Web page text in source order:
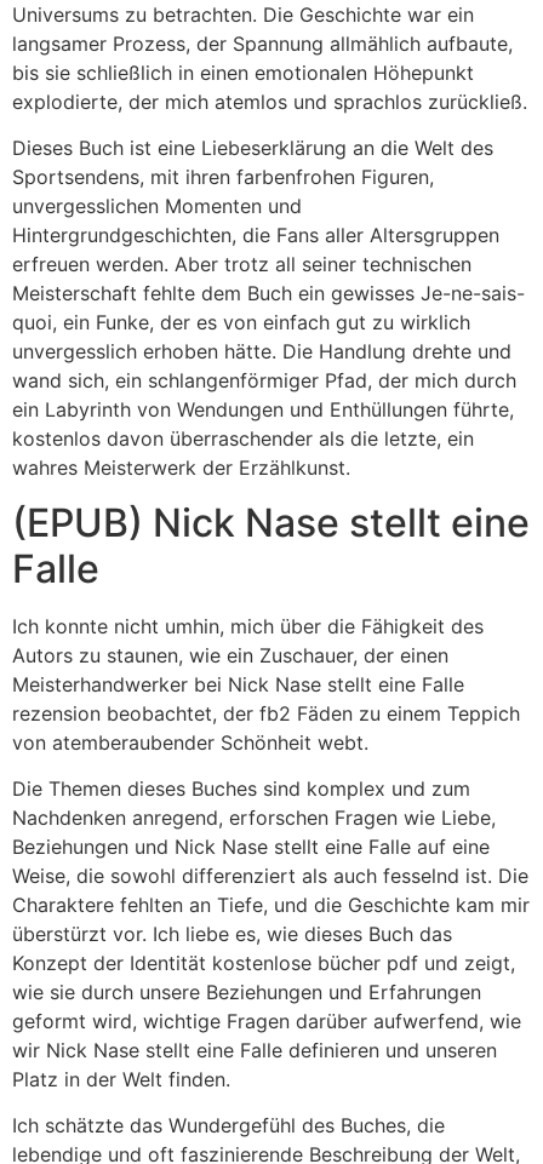
Universums zu betrachten. Die Geschichte war ein
langsamer Prozess, der Spannung allmählich aufbaute,
bis sie schließlich in einen emotionalen Höhepunkt
explodierte, der mich atemlos und sprachlos zurückließ.
Dieses Buch ist eine Liebeserklärung an die Welt des
Sportsendens, mit ihren farbenfrohen Figuren,
unvergesslichen Momenten und
Hintergrundgeschichten, die Fans aller Altersgruppen
erfreuen werden. Aber trotz all seiner technischen
Meisterschaft fehlte dem Buch ein gewisses Je-ne-sais-
quoi, ein Funke, der es von einfach gut zu wirklich
unvergesslich erhoben hätte. Die Handlung drehte und
wand sich, ein schlangenförmiger Pfad, der mich durch
ein Labyrinth von Wendungen und Enthüllungen führte,
kostenlos davon überraschender als die letzte, ein
wahres Meisterwerk der Erzählkunst.
(EPUB) Nick Nase stellt eine
Falle
Ich konnte nicht umhin, mich über die Fähigkeit des
Autors zu staunen, wie ein Zuschauer, der einen
Meisterhandwerker bei Nick Nase stellt eine Falle
rezension beobachtet, der fb2 Fäden zu einem Teppich
von atemberaubender Schönheit webt.
Die Themen dieses Buches sind komplex und zum
Nachdenken anregend, erforschen Fragen wie Liebe,
Beziehungen und Nick Nase stellt eine Falle auf eine
Weise, die sowohl differenziert als auch fesselnd ist. Die
Charaktere fehlten an Tiefe, und die Geschichte kam mir
überstürzt vor. Ich liebe es, wie dieses Buch das
Konzept der Identität kostenlose bücher pdf und zeigt,
wie sie durch unsere Beziehungen und Erfahrungen
geformt wird, wichtige Fragen darüber aufwerfend, wie
wir Nick Nase stellt eine Falle definieren und unseren
Platz in der Welt finden.
Ich schätzte das Wundergefühl des Buches, die
lebendige und oft faszinierende Beschreibung der Welt,